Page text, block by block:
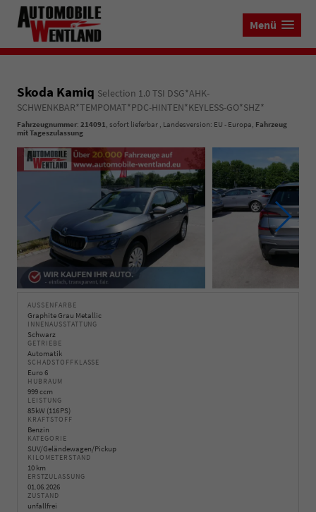
Menü
Skoda Kamiq Selection 1.0 TSI DSG*AHK-
SCHWENKBAR*TEMPOMAT*PDC-HINTEN*KEYLESS-GO*SHZ*
Fahrzeugnummer: 214091, sofort lieferbar , Landesversion: EU - Europa, Fahrzeug
mit Tageszulassung
AUSSENFARBE
Graphite Grau Metallic
INNENAUSSTATTUNG
Schwarz
GETRIEBE
Automatik
SCHADSTOFFKLASSE
Euro 6
HUBRAUM
999 ccm
LEISTUNG
85 kW (116 PS)
KRAFTSTOFF
Benzin
KATEGORIE
SUV/Geländewagen/Pickup
KILOMETERSTAND
10 km
ERSTZULASSUNG
01.06.2026
ZUSTAND
unfallfrei